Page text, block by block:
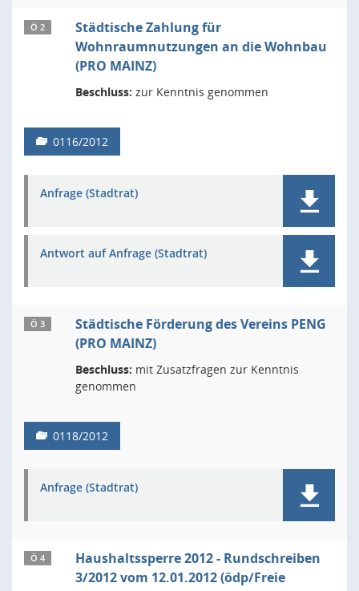
Ö 2
Städtische Zahlung für
Wohnraumnutzungen an die Wohnbau
(PRO MAINZ)
Beschluss: zur Kenntnis genommen
0116/2012
Anfrage (Stadtrat)
Antwort auf Anfrage (Stadtrat)
Ö 3
Städtische Förderung des Vereins PENG
(PRO MAINZ)
Beschluss: mit Zusatzfragen zur Kenntnis
genommen
0118/2012
Anfrage (Stadtrat)
Ö 4
Haushaltssperre 2012 - Rundschreiben
3/2012 vom 12.01.2012 (ödp/Freie